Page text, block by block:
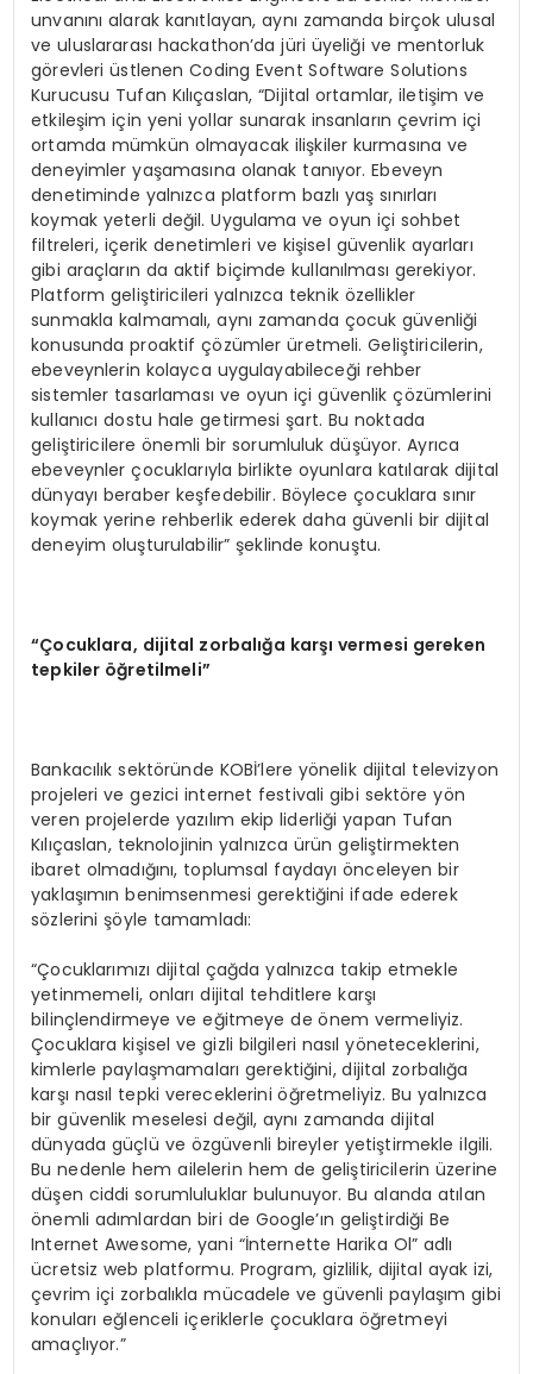
unvanını alarak kanıtlayan, aynı zamanda birçok ulusal
ve uluslararası hackathon’da jüri üyeliği ve mentorluk
görevleri üstlenen Coding Event Software Solutions
Kurucusu Tufan Kılıçaslan, “Dijital ortamlar, iletişim ve
etkileşim için yeni yollar sunarak insanların çevrim içi
ortamda mümkün olmayacak ilişkiler kurmasına ve
deneyimler yaşamasına olanak tanıyor. Ebeveyn
denetiminde yalnızca platform bazlı yaş sınırları
koymak yeterli değil. Uygulama ve oyun içi sohbet
filtreleri, içerik denetimleri ve kişisel güvenlik ayarları
gibi araçların da aktif biçimde kullanılması gerekiyor.
Platform geliştiricileri yalnızca teknik özellikler
sunmakla kalmamalı, aynı zamanda çocuk güvenliği
konusunda proaktif çözümler üretmeli. Geliştiricilerin,
ebeveynlerin kolayca uygulayabileceği rehber
sistemler tasarlaması ve oyun içi güvenlik çözümlerini
kullanıcı dostu hale getirmesi şart. Bu noktada
geliştiricilere önemli bir sorumluluk düşüyor. Ayrıca
ebeveynler çocuklarıyla birlikte oyunlara katılarak dijital
dünyayı beraber keşfedebilir. Böylece çocuklara sınır
koymak yerine rehberlik ederek daha güvenli bir dijital
deneyim oluşturulabilir” şeklinde konuştu.
“Çocuklara, dijital zorbalığa karşı vermesi gereken
tepkiler öğretilmeli”
Bankacılık sektöründe KOBİ’lere yönelik dijital televizyon
projeleri ve gezici internet festivali gibi sektöre yön
veren projelerde yazılım ekip liderliği yapan Tufan
Kılıçaslan, teknolojinin yalnızca ürün geliştirmekten
ibaret olmadığını, toplumsal faydayı önceleyen bir
yaklaşımın benimsenmesi gerektiğini ifade ederek
sözlerini şöyle tamamladı:
“Çocuklarımızı dijital çağda yalnızca takip etmekle
yetinmemeli, onları dijital tehditlere karşı
bilinçlendirmeye ve eğitmeye de önem vermeliyiz.
Çocuklara kişisel ve gizli bilgileri nasıl yöneteceklerini,
kimlerle paylaşmamaları gerektiğini, dijital zorbalığa
karşı nasıl tepki vereceklerini öğretmeliyiz. Bu yalnızca
bir güvenlik meselesi değil, aynı zamanda dijital
dünyada güçlü ve özgüvenli bireyler yetiştirmekle ilgili.
Bu nedenle hem ailelerin hem de geliştiricilerin üzerine
düşen ciddi sorumluluklar bulunuyor. Bu alanda atılan
önemli adımlardan biri de Google’ın geliştirdiği Be
Internet Awesome, yani “İnternette Harika Ol” adlı
ücretsiz web platformu. Program, gizlilik, dijital ayak izi,
çevrim içi zorbalıkla mücadele ve güvenli paylaşım gibi
konuları eğlenceli içeriklerle çocuklara öğretmeyi
amaçlıyor.”